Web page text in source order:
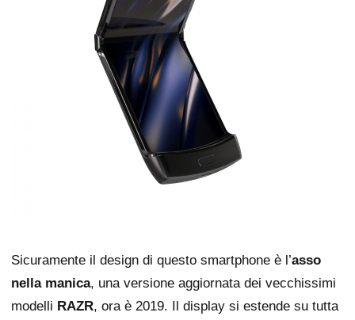
Sicuramente il design di questo smartphone è l’asso
nella manica, una versione aggiornata dei vecchissimi
modelli RAZR, ora è 2019. Il display si estende su tutta